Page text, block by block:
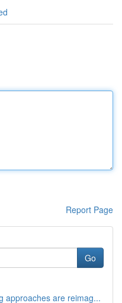
Report Page
Go
approaches are reimag...